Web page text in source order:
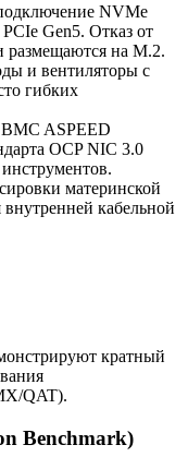
NVMe
Gen5. Отказ от
размещаются на M.2.
и вентиляторы с
гибких
ASPEED
OCP NIC 3.0
материнской
кабельной
кратный
QAT).
Benchmark)